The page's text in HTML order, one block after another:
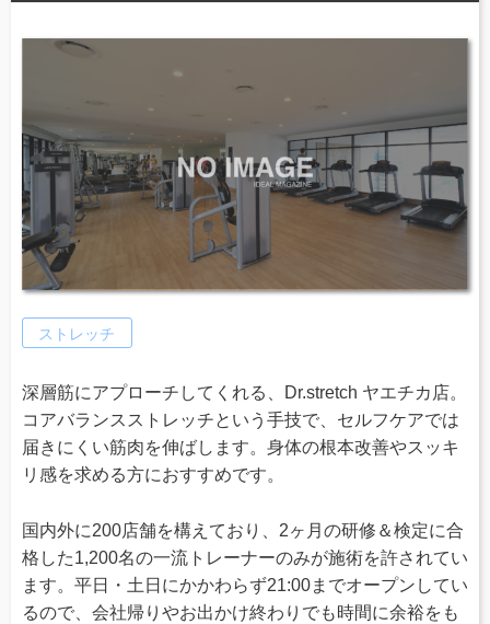
ストレッチ
深層筋にアプローチしてくれる、Dr.stretch ヤエチカ店。
コアバランスストレッチという手技で、セルフケアでは
届きにくい筋肉を伸ばします。身体の根本改善やスッキ
リ感を求める方におすすめです。
国内外に200店舗を構えており、2ヶ月の研修＆検定に合
格した1,200名の一流トレーナーのみが施術を許されてい
ます。平日・土日にかかわらず21:00までオープンしてい
るので、会社帰りやお出かけ終わりでも時間に余裕をも